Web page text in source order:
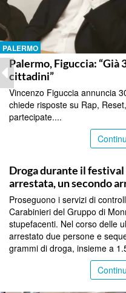
PALERMO
Palermo, Figuccia:
cittadini”
Vincenzo Figuccia annuncia
chiede risposte su Rap,
partecipate....
Droga durante il festival
arrestata, un secondo
Proseguono i servizi di
Carabinieri del Gruppo di
stupefacenti. Nel corso delle
arrestato due persone e
grammi di droga, insieme a